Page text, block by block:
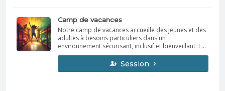
Camp de vacances
Notre camp de vacances accueille des jeunes et des
adultes à besoins particuliers dans un
environnement sécurisant, inclusif et bienveillant. Les
séjours sont conçus pour favoriser le plaisir,
l’autonomie et le bien-être de chaque participant, à
travers des activités adaptées et un
Session